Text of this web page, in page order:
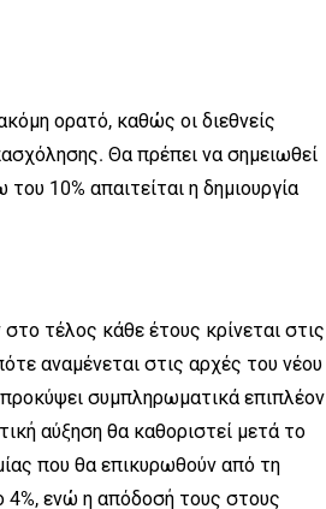
ορατό, καθώς οι διεθνείς
Θα πρέπει να σημειωθεί
10% απαιτείται η δημιουργία
τέλος κάθε έτους κρίνεται στις
αναμένεται στις αρχές του νέου
συμπληρωματικά επιπλέον
αύξηση θα καθοριστεί μετά το
που θα επικυρωθούν από τη
4%, ενώ η απόδοσή τους στους